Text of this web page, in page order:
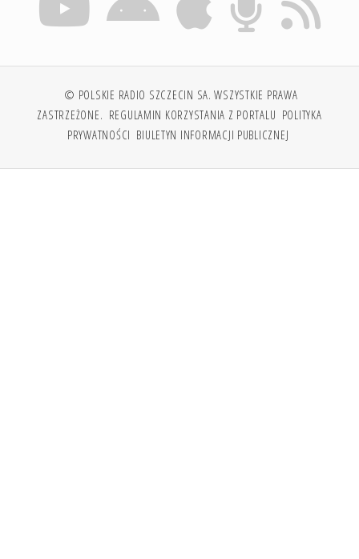
© POLSKIE RADIO SZCZECIN SA. WSZYSTKIE PRAWA
ZASTRZEŻONE. REGULAMIN KORZYSTANIA Z PORTALU POLITYKA
PRYWATNOŚCI BIULETYN INFORMACJI PUBLICZNEJ